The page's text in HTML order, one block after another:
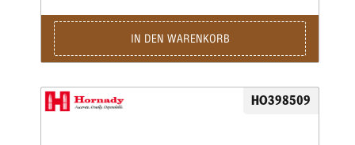
IN DEN WARENKORB
HO398509